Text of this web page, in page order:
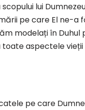
lui
pe care El ne-a
modelați în
toate aspectele
pe care